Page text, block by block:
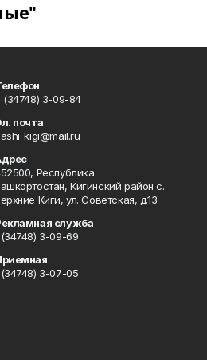
(34748) 3-09-84
почта
Республика
Кигинский район с.
Киги, ул. Советская, д.13
служба
3-09-69
3-07-05